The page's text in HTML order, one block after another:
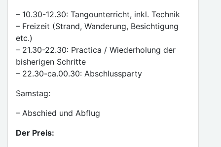
– 10.30-12.30: Tangounterricht, inkl. Technik
– Freizeit (Strand, Wanderung, Besichtigung
etc.)
– 21.30-22.30: Practica / Wiederholung der
bisherigen Schritte
– 22.30-ca.00.30: Abschlussparty
Samstag:
– Abschied und Abflug
Der Preis: